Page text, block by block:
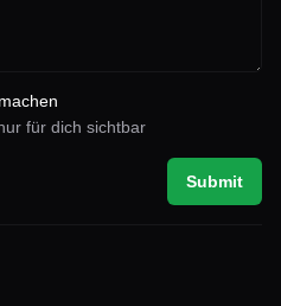
für dich sichtbar
Submit